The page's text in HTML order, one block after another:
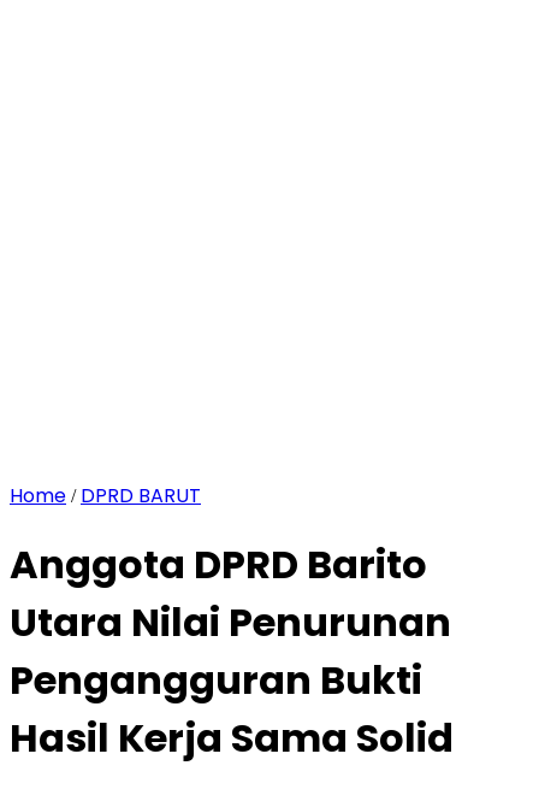
Home / DPRD BARUT
Anggota DPRD Barito
Utara Nilai Penurunan
Pengangguran Bukti
Hasil Kerja Sama Solid